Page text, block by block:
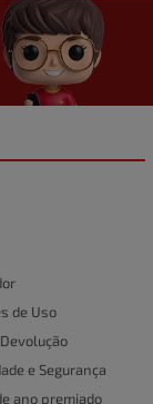
o produto de
★★★★
nome
uma
de Uso
e Segurança
ano premiado